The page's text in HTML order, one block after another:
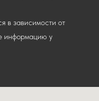
в зависимости от
информацию у